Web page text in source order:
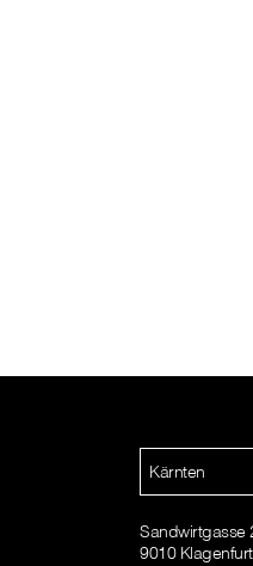
Kärnten
Sandwirtgasse
9010 Klagenfurt